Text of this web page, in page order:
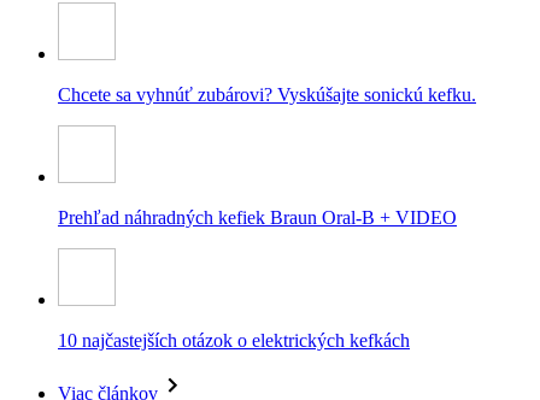
Chcete sa vyhnúť zubárovi? Vyskúšajte sonickú kefku.
Prehľad náhradných kefiek Braun Oral-B + VIDEO
10 najčastejších otázok o elektrických kefkách
Viac článkov